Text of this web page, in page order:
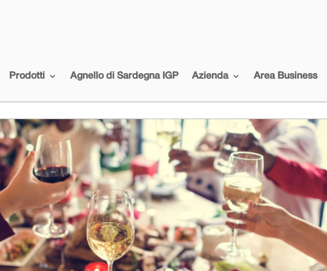
Prodotti Agnello di Sardegna IGP Azienda Area Business